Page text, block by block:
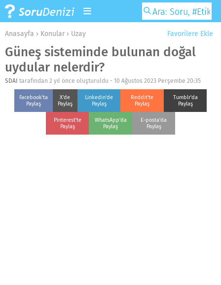
Favorilere Ekle
Anasayfa › Konular › Uzay
Güneş sisteminde bulunan doğal
uydular nelerdir?
SDAI tarafından 2 yıl önce oluşturuldu - 10 Ağustos 2023 Perşembe 20:35
Facebook'ta
Paylaş
X'de
Paylaş
Linkedin'de
Paylaş
Reddit'te
Paylaş
Tumblr'da
Paylaş
Pinterest'te
Paylaş
WhatsApp'da
Paylaş
E-posta'da
Paylaş